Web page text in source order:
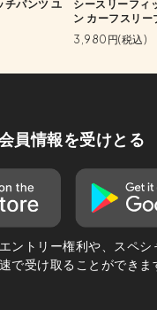
チパンツ ユ
シースリーフィ
ン カーフスリー
3,980円(税込)
員情報を受けとる
ントリー権利や、スペシ
で受け取ることができま